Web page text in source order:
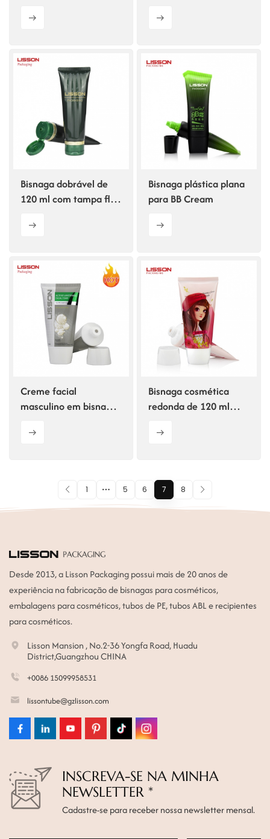
cosméticos.
Bisnaga dobrável de
120 ml com tampa flip-
Bisnaga plástica plana
para BB Cream
Creme facial
masculino em bisnaga
Bisnaga cosmética
redonda de 120 ml
trapezoidal
1 5 6 7 8
Desde 2013, a Lisson Packaging possui mais de 20 anos de
experiência na fabricação de bisnagas para cosméticos,
embalagens para cosméticos, tubos de PE, tubos ABL e recipientes
para cosméticos.
Lisson Mansion , No.2-36 Yongfa Road, Huadu
District,Guangzhou CHINA
+0086 15099958531
lissontube@gzlisson.com
INSCREVA-SE NA MINHA
NEWSLETTER *
Cadastre-se para receber nossa newsletter mensal.